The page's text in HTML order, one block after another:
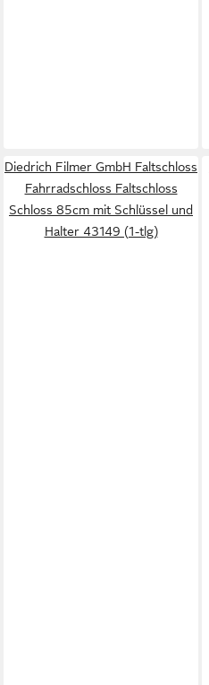
Diedrich Filmer GmbH Faltschloss
Fahrradschloss Faltschloss
Schloss 85cm mit Schlüssel und
Halter 43149 (1-tlg)